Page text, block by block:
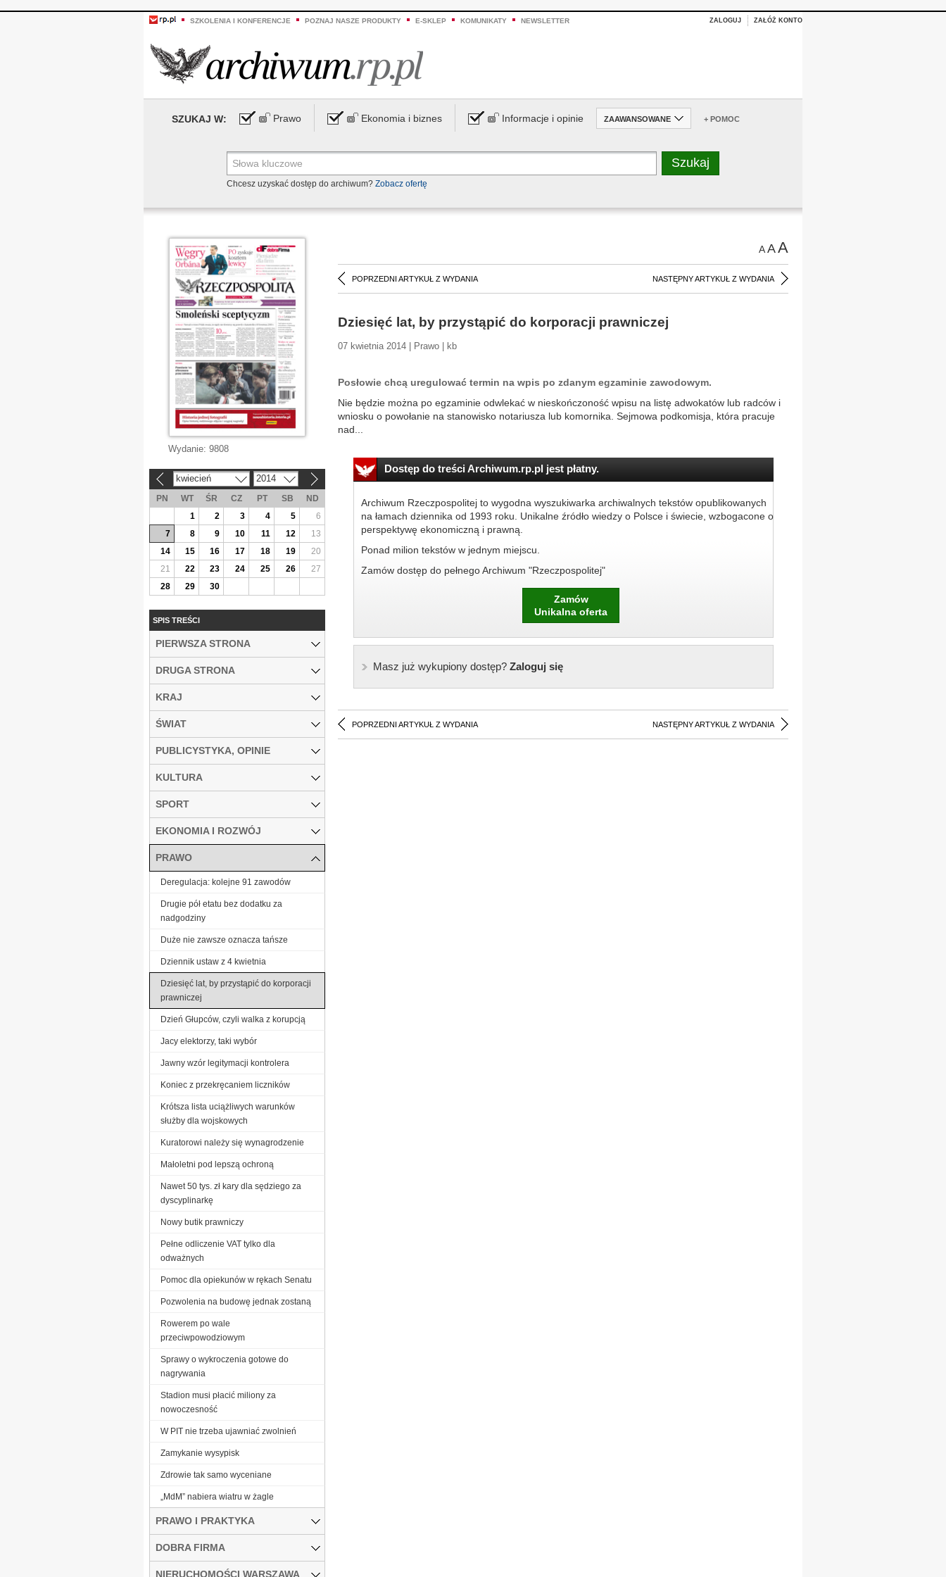
SZKOLENIA I KONFERENCJE POZNAJ NASZE PRODUKTY E-SKLEP KOMUNIKATY NEWSLETTER ZALOGUJ ZAŁÓŻ KONTO
SZUKAJ W: Prawo Ekonomia i biznes Informacje i opinie ZAAWANSOWANE + POMOC
Chcesz uzyskać dostęp do archiwum? Zobacz ofertę
AAA
POPRZEDNI ARTYKUŁ Z WYDANIA NASTĘPNY ARTYKUŁ Z WYDANIA
Dziesięć lat, by przystąpić do korporacji prawniczej
07 kwietnia 2014 | Prawo | kb
Posłowie chcą uregulować termin na wpis po zdanym egzaminie zawodowym.
Nie będzie można po egzaminie odwlekać w nieskończoność wpisu na listę adwokatów lub radców i
wniosku o powołanie na stanowisko notariusza lub komornika. Sejmowa podkomisja, która pracuje
nad...
Dostęp do treści Archiwum.rp.pl jest płatny.
Archiwum Rzeczpospolitej to wygodna wyszukiwarka archiwalnych tekstów opublikowanych
na łamach dziennika od 1993 roku. Unikalne źródło wiedzy o Polsce i świecie, wzbogacone o
perspektywę ekonomiczną i prawną.
Ponad milion tekstów w jednym miejscu.
Zamów dostęp do pełnego Archiwum "Rzeczpospolitej"
Zamów
Unikalna oferta
Masz już wykupiony dostęp?Zaloguj się
POPRZEDNI ARTYKUŁ Z WYDANIA NASTĘPNY ARTYKUŁ Z WYDANIA
Wydanie: 9808
kwiecień 2014
PN WT ŚR CZ PT SB
ND
1
2 3 4 5
6
7
8 9 10 11 12
13
14
15 16 17 18 19
20
21
22 23 24 25 26
27
28
29 30
SPIS TREŚCI
PIERWSZA STRONA
DRUGA STRONA
KRAJ
ŚWIAT
PUBLICYSTYKA, OPINIE
KULTURA
SPORT
EKONOMIA I ROZWÓJ
PRAWO
Deregulacja: kolejne 91 zawodów
Drugie pół etatu bez dodatku za
nadgodziny
Duże nie zawsze oznacza tańsze
Dziennik ustaw z 4 kwietnia
Dziesięć lat, by przystąpić do korporacji
prawniczej
Dzień Głupców, czyli walka z korupcją
Jacy elektorzy, taki wybór
Jawny wzór legitymacji kontrolera
Koniec z przekręcaniem liczników
Krótsza lista uciążliwych warunków
służby dla wojskowych
Kuratorowi należy się wynagrodzenie
Małoletni pod lepszą ochroną
Nawet 50 tys. zł kary dla sędziego za
dyscyplinarkę
Nowy butik prawniczy
Pełne odliczenie VAT tylko dla
odważnych
Pomoc dla opiekunów w rękach Senatu
Pozwolenia na budowę jednak zostaną
Rowerem po wale
przeciwpowodziowym
Sprawy o wykroczenia gotowe do
nagrywania
Stadion musi płacić miliony za
nowoczesność
W PIT nie trzeba ujawniać zwolnień
Zamykanie wysypisk
Zdrowie tak samo wyceniane
„MdM” nabiera wiatru w żagle
PRAWO I PRAKTYKA
DOBRA FIRMA
NIERUCHOMOŚCI WARSZAWA